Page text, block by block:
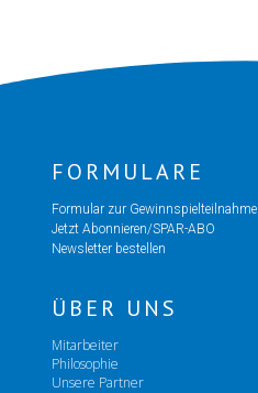
FORMULARE
Formular zur Gewinnspielteilnahme
Jetzt Abonnieren/SPAR-ABO
Newsletter bestellen
ÜBER UNS
Mitarbeiter
Philosophie
Unsere Partner